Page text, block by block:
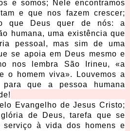
e somos; Nele encontramos
e que nos fazem crescer;
que Deus quer de nós: a
humana, uma existência que
pessoal, mas sim de uma
se apoia em Deus mesmo e
nos lembra São Irineu, «a
o homem viva». Louvemos a
que a pessoa humana
Evangelho de Jesus Cristo;
de Deus, tarefa que se
serviço à vida dos homens e